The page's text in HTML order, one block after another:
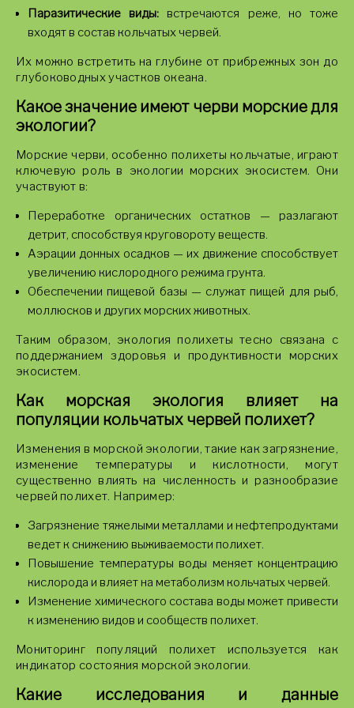
Паразитические виды: встречаются реже, но тоже
входят в состав кольчатых червей.
Их можно встретить на глубине от прибрежных зон до
глубоководных участков океана.
Какое значение имеют черви морские для
экологии?
Морские черви, особенно полихеты кольчатые, играют
ключевую роль в экологии морских экосистем. Они
участвуют в:
Переработке органических остатков — разлагают
детрит, способствуя круговороту веществ.
Аэрации донных осадков — их движение способствует
увеличению кислородного режима грунта.
Обеспечении пищевой базы — служат пищей для рыб,
моллюсков и других морских животных.
Таким образом, экология полихеты тесно связана с
поддержанием здоровья и продуктивности морских
экосистем.
Как морская экология влияет на
популяции кольчатых червей полихет?
Изменения в морской экологии, такие как загрязнение,
изменение температуры и кислотности, могут
существенно влиять на численность и разнообразие
червей полихет. Например:
Загрязнение тяжелыми металлами и нефтепродуктами
ведет к снижению выживаемости полихет.
Повышение температуры воды меняет концентрацию
кислорода и влияет на метаболизм кольчатых червей.
Изменение химического состава воды может привести
к изменению видов и сообществ полихет.
Мониторинг популяций полихет используется как
индикатор состояния морской экологии.
Какие исследования и данные